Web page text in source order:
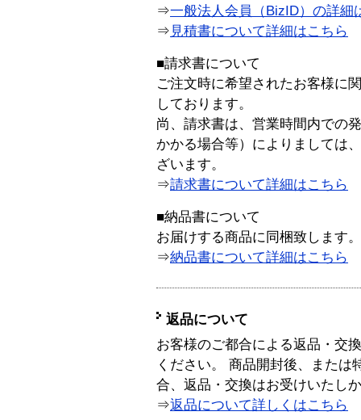
⇒一般法人会員（BizID）の詳細
⇒ 見積書について詳細はこちら
■請求書について
ご注文時に希望されたお客様に
しております。
尚、請求書は、営業時間内での
かかる場合等）によりましては
ざいます。
⇒請求書について詳細はこちら
■納品書について
お届けする商品に同梱致します。
⇒納品書について詳細はこちら
返品について
お客様のご都合による返品・交
ください。 商品開封後、または
合、返品・交換はお受けいたし
⇒返品について詳しくはこちら